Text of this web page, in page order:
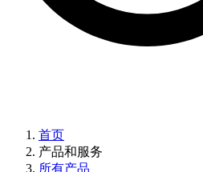
首页
产品和服务
所有产品